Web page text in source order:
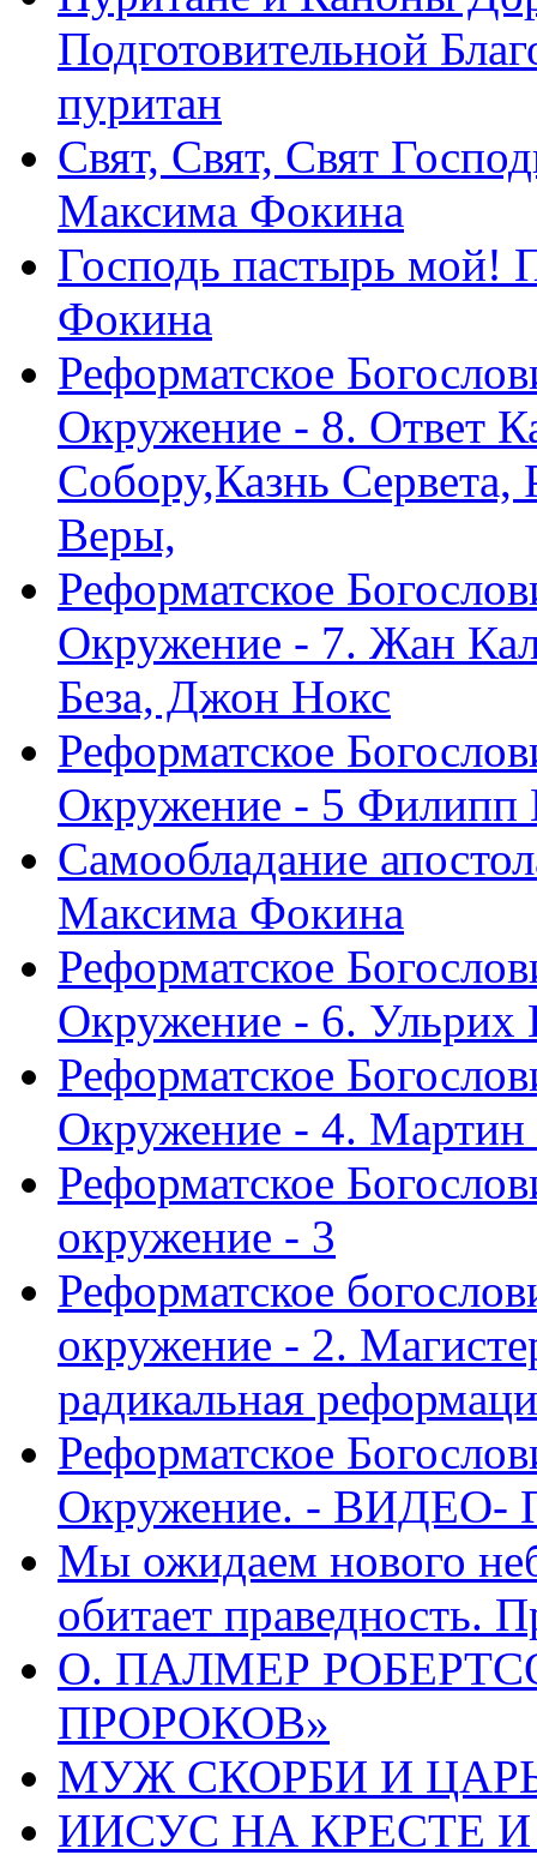
Подготовительной
пуритан
Свят, Свят, Свят
Максима Фокина
Господь пастырь мой!
Фокина
Реформатское
Окружение - 8. Ответ
Собору,Казнь Сервета,
Веры,
Реформатское
Окружение - 7. Жан
Беза, Джон Нокс
Реформатское
Окружение - 5 Филипп
Самообладание
Максима Фокина
Реформатское
Окружение - 6. Ульрих
Реформатское
Окружение - 4.
Реформатское
окружение - 3
Реформатское
окружение - 2.
радикальная
Реформатское
Окружение. - ВИДЕО-
Мы ожидаем нового
обитает праведность.
О. ПАЛМЕР
ПРОРОКОВ»
МУЖ СКОРБИ И ЦАРЬ
ИИСУС НА КРЕСТЕ